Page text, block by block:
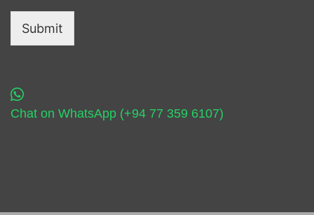
Submit
Chat on WhatsApp (+94 77 359 6107)